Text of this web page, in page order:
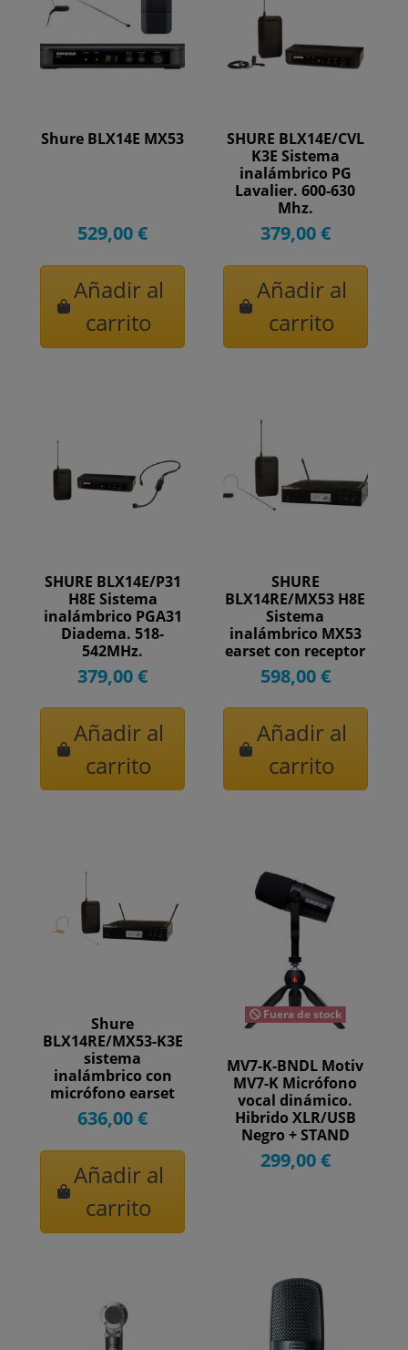
Shure BLX14E MX53
529,00 €
Añadir al
carrito
SHURE BLX14E/CVL
K3E Sistema
inalámbrico PG
Lavalier. 600-630
Mhz.
379,00 €
Añadir al
carrito
SHURE BLX14E/P31
H8E Sistema
inalámbrico PGA31
Diadema. 518-
542MHz.
379,00 €
Añadir al
carrito
SHURE
BLX14RE/MX53 H8E
Sistema
inalámbrico MX53
earset con receptor
enracable. 518-
542MHz.
598,00 €
Añadir al
carrito
Shure
BLX14RE/MX53-K3E
sistema
inalámbrico con
micrófono earset
MX153
636,00 €
Añadir al
carrito
Fuera de stock
MV7-K-BNDL Motiv
MV7-K Micrófono
vocal dinámico.
Hibrido XLR/USB
Negro + STAND
299,00 €